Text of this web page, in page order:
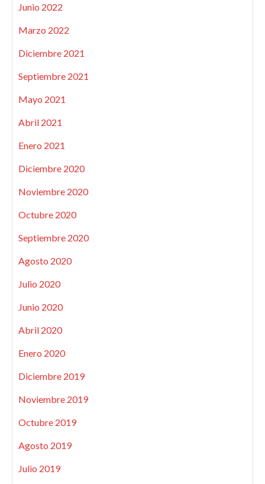
Junio 2022
Marzo 2022
Diciembre 2021
Septiembre 2021
Mayo 2021
Abril 2021
Enero 2021
Diciembre 2020
Noviembre 2020
Octubre 2020
Septiembre 2020
Agosto 2020
Julio 2020
Junio 2020
Abril 2020
Enero 2020
Diciembre 2019
Noviembre 2019
Octubre 2019
Agosto 2019
Julio 2019